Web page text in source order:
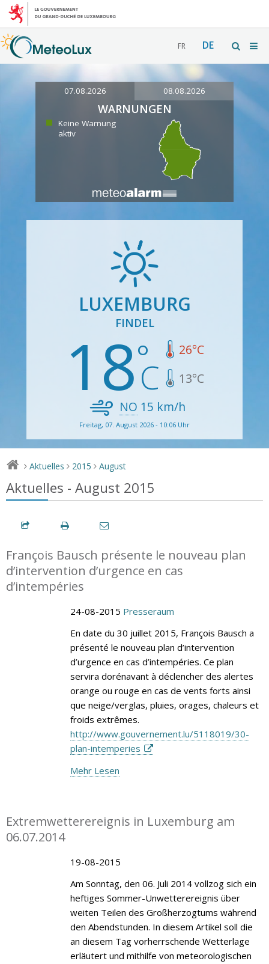
FR DE
07.08.2026 08.08.2026
WARNUNGEN
Keine Warnung
aktiv
LUXEMBURG
FINDEL
18 26°C
13°C
NO 15 km/h
Freitag, 07. August 2026 - 10:06 Uhr
> Aktuelles > 2015 > August
Aktuelles - August 2015
François Bausch présente le nouveau plan
d’intervention d’urgence en cas
d’intempéries
24-08-2015 Presseraum
En date du 30 juillet 2015, François Bausch a
présenté le nouveau plan d’intervention
d’urgence en cas d’intempéries. Ce plan
servira dorénavant à déclencher des alertes
orange ou rouge en cas de vents forts ainsi
que neige/verglas, pluies, orages, chaleurs et
froids extrêmes.
http://www.gouvernement.lu/5118019/30-
plan-intemperies
Mehr Lesen
Extremwetterereignis in Luxemburg am
06.07.2014
19-08-2015
Am Sonntag, den 06. Juli 2014 vollzog sich ein
heftiges Sommer-Unwetterereignis über
weiten Teilen des Großherzogtums während
den Abendstunden. In diesem Artikel soll die
an diesem Tag vorherrschende Wetterlage
erläutert und mithilfe von meteorologischen